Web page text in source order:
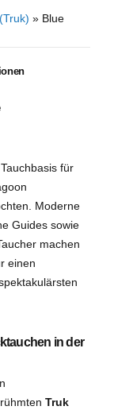
» Blue
für
Moderne
Guides sowie
machen
einen
in der
Truk